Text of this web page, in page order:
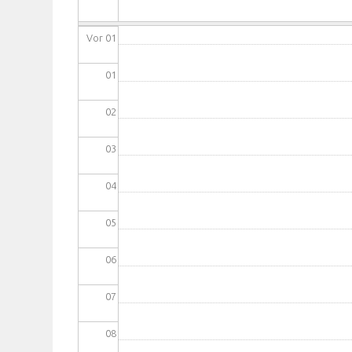
Vor 01
01
02
03
04
05
06
07
08